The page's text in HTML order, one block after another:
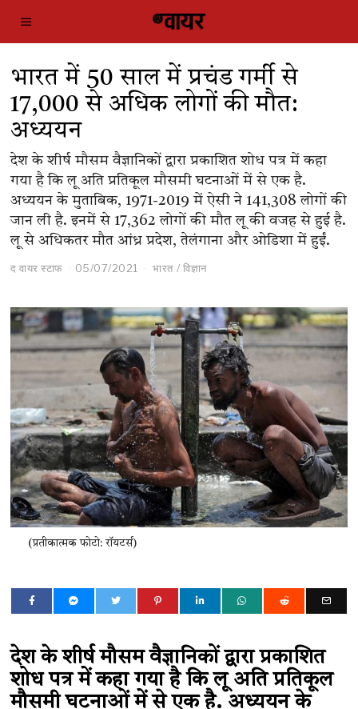
भारत में 50 साल में प्रचंड गर्मी से
17,000 से अधिक लोगों की मौत:
अध्ययन
देश के शीर्ष मौसम वैज्ञानिकों द्वारा प्रकाशित शोध पत्र में कहा
गया है कि लू अति प्रतिकूल मौसमी घटनाओं में से एक है.
अध्ययन के मुताबिक, 1971-2019 में ऐसी ने 141,308 लोगों की
जान ली है. इनमें से 17,362 लोगों की मौत लू की वजह से हुई है.
लू से अधिकतर मौत आंध्र प्रदेश, तेलंगाना और ओडिशा में हुईं.
द वायर स्टाफ 05/07/2021 भारत / विज्ञान
(प्रतीकात्मक फोटो: रॉयटर्स)
देश के शीर्ष मौसम वैज्ञानिकों द्वारा प्रकाशित
शोध पत्र में कहा गया है कि लू अति प्रतिकूल
मौसमी घटनाओं में से एक है. अध्ययन के